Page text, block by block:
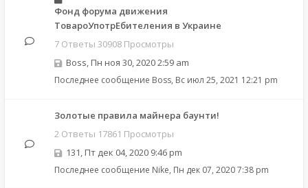
Фонд форума движения
ТовароУпотрЕбителения в Украине
7 Ответы 30908 Просмотры
Boss, Пн ноя 30, 2020 2:59 am
Последнее сообщение Boss, Вс июл 25, 2021 12:21 pm
Золотые правила майнера баунти!
2 Ответы 17861 Просмотры
131, Пт дек 04, 2020 9:46 pm
Последнее сообщение Nike, Пн дек 07, 2020 7:38 pm